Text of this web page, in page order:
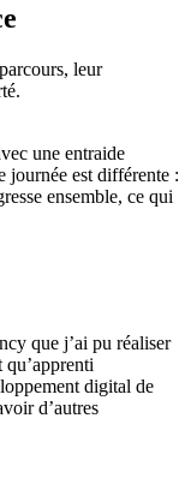
leur
une entraide
journée est différente :
ensemble, ce qui
que j’ai pu réaliser
qu’apprenti
digital de
d’autres